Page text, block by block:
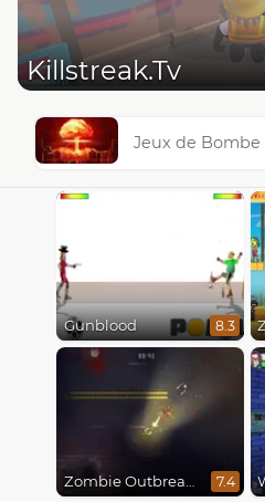
Killstreak.Tv
Jeux de Bombe
Gunblood 8.3
Zombie Outbreak Arena 7.4